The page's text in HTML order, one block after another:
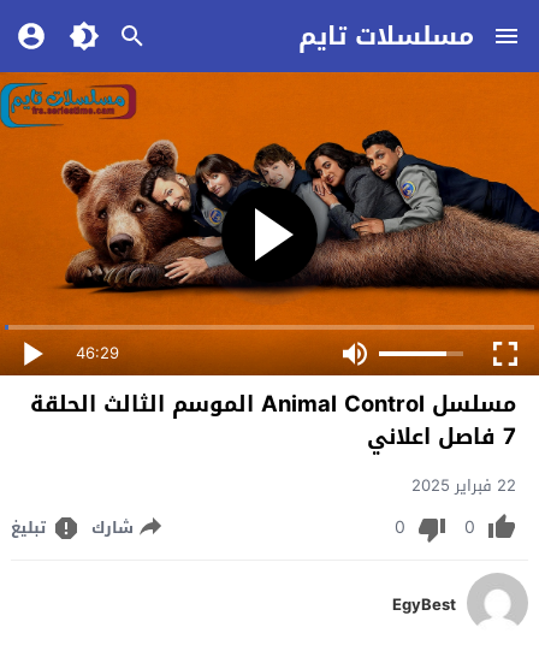
مسلسلات تايم
46:29
مسلسل Animal Control الموسم الثالث الحلقة
7 فاصل اعلاني
22 فبراير 2025
0
0 شارك تبليغ
EgyBest